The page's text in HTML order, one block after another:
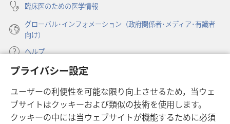
プライバシー設定
ユーザーの利便性を可能な限り向上させるため，当ウェ
ブサイトはクッキーおよび類似の技術を使用します。
クッキーの中には当ウェブサイトが機能するために必須
臨床医のための医学情報
グローバル･インフォメーション（政府関係者･メディア･有識者
向け）
ヘルプ
寄付
し
い
タ
ものみの塔 オンライン・ライブラリー
（新
し